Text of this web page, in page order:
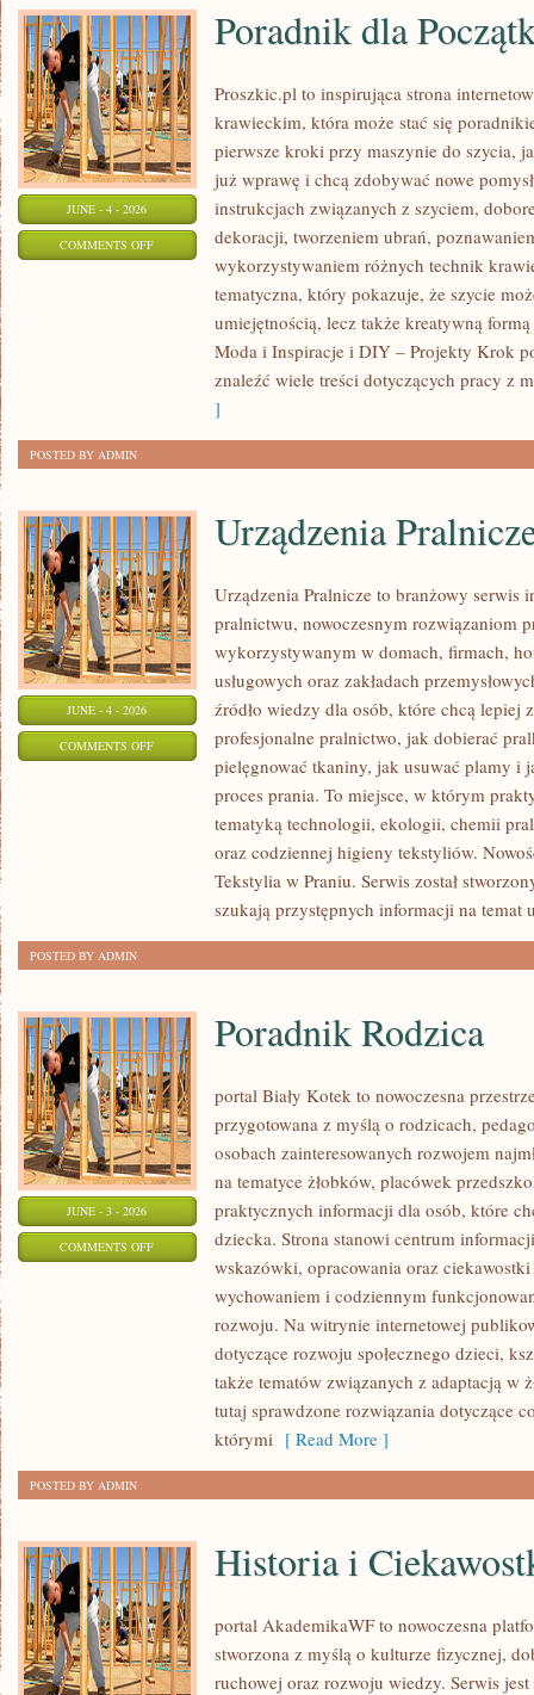
JUNE - 4 - 2026
COMMENTS OFFON
POCZĄTKUJĄCYCH
Poradnik dla
Proszkic.pl to inspirująca strona
krawieckim, która może stać się
pierwsze kroki przy maszynie do szycia,
już wprawę i chcą zdobywać nowe
instrukcjach związanych z szyciem,
dekoracji, tworzeniem ubrań,
wykorzystywaniem różnych technik
tematyczna, który pokazuje, że szycie
umiejętnością, lecz także kreatywną
Moda i Inspiracje i DIY – Projekty Krok
znaleźć wiele treści dotyczących pracy z
]
POSTED BY ADMIN
JUNE - 4 - 2026
COMMENTS OFFON
URZĄDZENIA
PRALNICZE
Urządzenia
Urządzenia Pralnicze to branżowy serwis
pralnictwu, nowoczesnym rozwiązaniom
wykorzystywanym w domach, firmach,
usługowych oraz zakładach
źródło wiedzy dla osób, które chcą lepiej
profesjonalne pralnictwo, jak dobierać
pielęgnować tkaniny, jak usuwać plamy i
proces prania. To miejsce, w którym
tematyką technologii, ekologii, chemii
oraz codziennej higieny tekstyliów.
Tekstylia w Praniu. Serwis został
szukają przystępnych informacji na temat
POSTED BY ADMIN
JUNE - 3 - 2026
COMMENTS OFFON
Poradnik Rodzica
portal Biały Kotek to nowoczesna
przygotowana z myślą o rodzicach,
osobach zainteresowanych rozwojem
na tematyce żłobków, placówek
praktycznych informacji dla osób, które
dziecka. Strona stanowi centrum
wskazówki, opracowania oraz
wychowaniem i codziennym
rozwoju. Na witrynie internetowej
dotyczące rozwoju społecznego dzieci,
także tematów związanych z adaptacją w
tutaj sprawdzone rozwiązania dotyczące
którymi [ Read More ]
POSTED BY ADMIN
Historia i
portal AkademikaWF to nowoczesna
stworzona z myślą o kulturze fizycznej,
ruchowej oraz rozwoju wiedzy. Serwis